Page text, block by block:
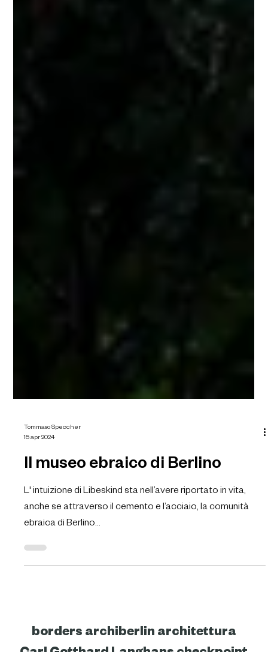
Il museo ebraico di Berlino
anche se attraverso il cemento e l’acciaio, la comunità
ebraica di Berlino...